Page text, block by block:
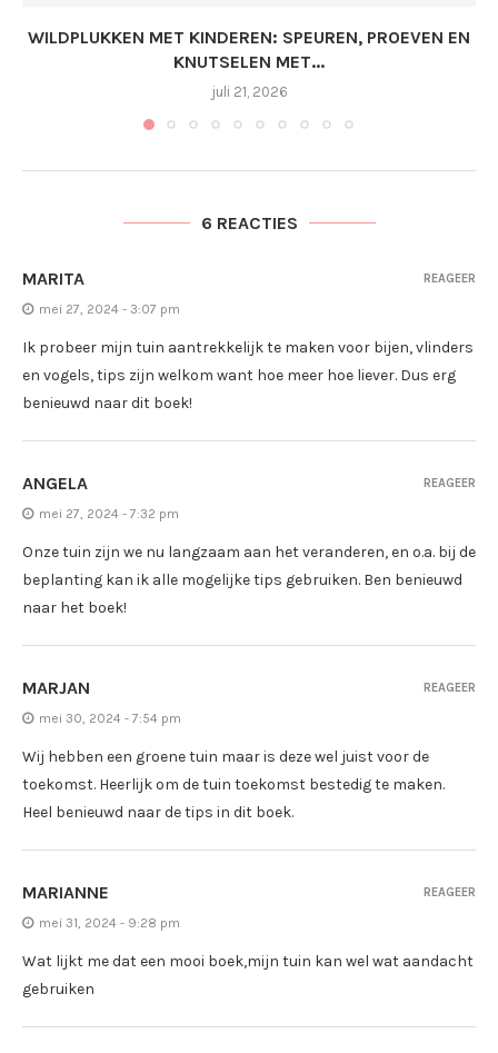
WILDPLUKKEN MET KINDEREN: SPEUREN, PROEVEN EN
KNUTSELEN MET...
juli 21, 2026
6 REACTIES
MARITA
mei 27, 2024 - 3:07 pm
Ik probeer mijn tuin aantrekkelijk te maken voor bijen, vlinders
en vogels, tips zijn welkom want hoe meer hoe liever. Dus erg
benieuwd naar dit boek!
REAGEER
ANGELA
mei 27, 2024 - 7:32 pm
Onze tuin zijn we nu langzaam aan het veranderen, en o.a. bij de
beplanting kan ik alle mogelijke tips gebruiken. Ben benieuwd
naar het boek!
REAGEER
MARJAN
mei 30, 2024 - 7:54 pm
Wij hebben een groene tuin maar is deze wel juist voor de
toekomst. Heerlijk om de tuin toekomst bestedig te maken.
Heel benieuwd naar de tips in dit boek.
REAGEER
MARIANNE
mei 31, 2024 - 9:28 pm
Wat lijkt me dat een mooi boek,mijn tuin kan wel wat aandacht
gebruiken
REAGEER